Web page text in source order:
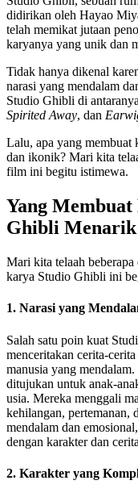
didirikan oleh Hayao
telah memikat jutaan
karyanya yang unik dan
Tidak hanya dikenal
narasi yang mendalam
Studio Ghibli di
Spirited Away, dan
Lalu, apa yang
dan ikonik? Mari kita
film ini begitu istimewa.
Yang
Ghibli Menarik
Mari kita telaah
karya Studio Ghibli ini
1. Narasi yang
Salah satu poin kuat
menceritakan cerita-
manusia yang
ditujukan untuk anak-
usia. Mereka menggali
kehilangan, pertemanan,
mendalam dan
dengan karakter dan
2. Karakter yang